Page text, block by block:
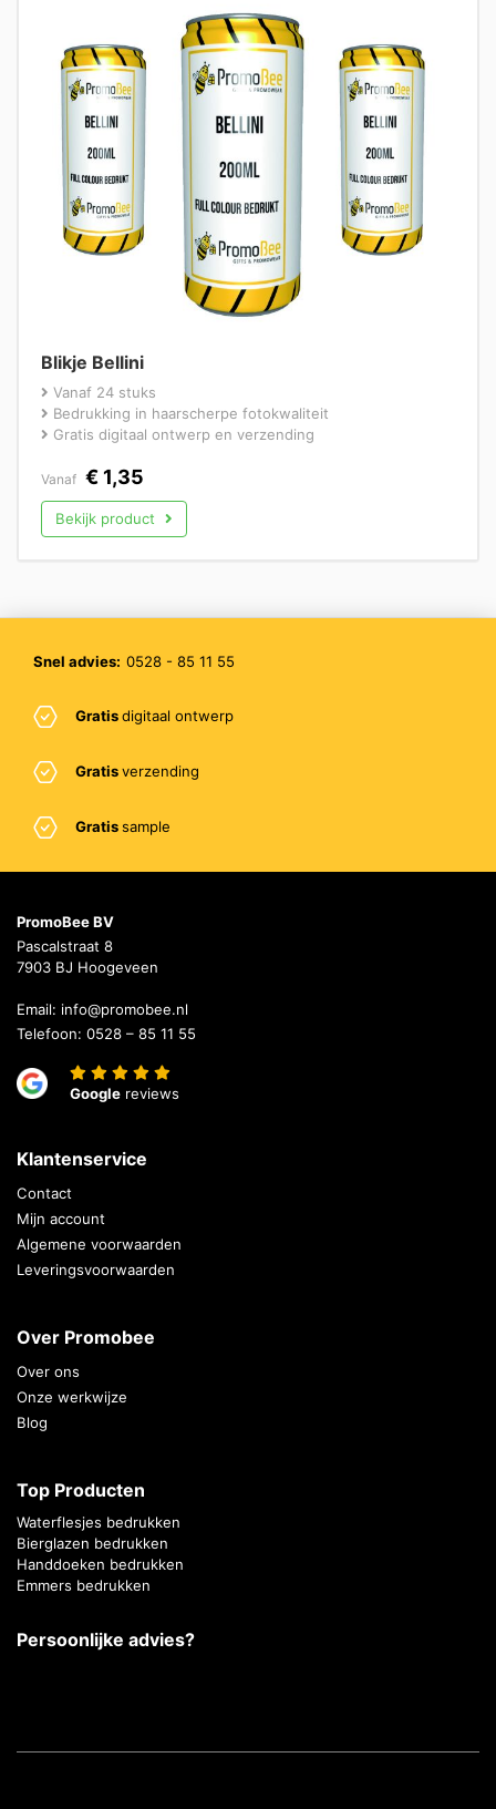
Blikje Bellini
Vanaf 24 stuks
Bedrukking in haarscherpe fotokwaliteit
Gratis digitaal ontwerp en verzending
Vanaf € 1,35
Bekijk product
Snel advies: 0528 - 85 11 55
Gratisdigitaal ontwerp
Gratisverzending
Gratissample
PromoBee BV
Pascalstraat 8
7903 BJ Hoogeveen
Email: info@promobee.nl
Telefoon: 0528 – 85 11 55
Google reviews
Klantenservice
Contact
Mijn account
Algemene voorwaarden
Leveringsvoorwaarden
Over Promobee
Over ons
Onze werkwijze
Blog
Top Producten
Waterflesjes bedrukken
Bierglazen bedrukken
Handdoeken bedrukken
Emmers bedrukken
Persoonlijke advies?